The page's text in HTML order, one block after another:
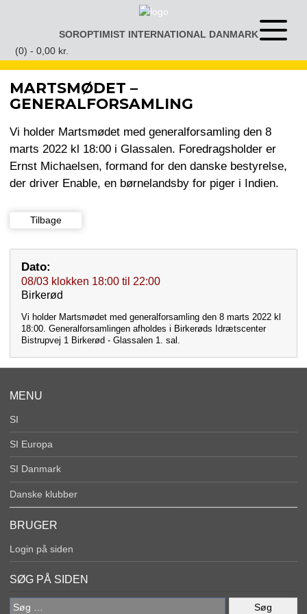
SOROPTIMIST INTERNATIONAL DANMARKÅben
menu
(0) - 0,00 kr.
MARTSMØDET –
GENERALFORSAMLING
Vi holder Martsmødet med generalforsamling den 8
marts 2022 kl 18:00 i Glassalen. Foredragsholder er
Ernst Michaelsen, formand for den danske bestyrelse,
der driver Enable, en børnelandsby for piger i Indien.
Tilbage
Dato:
08/03 klokken 18:00 til 22:00
Birkerød
Vi holder Martsmødet med generalforsamling den 8 marts 2022 kl
18:00. Generalforsamlingen afholdes i Birkerøds Idrætscenter
Bistrupvej 1 Birkerød - Glassalen 1. sal.
MENU
SI
SI Europa
SI Danmark
Danske klubber
BRUGER
Login på siden
SØG PÅ SIDEN
Søg